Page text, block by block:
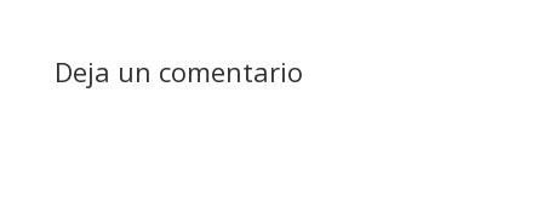
Deja un comentario